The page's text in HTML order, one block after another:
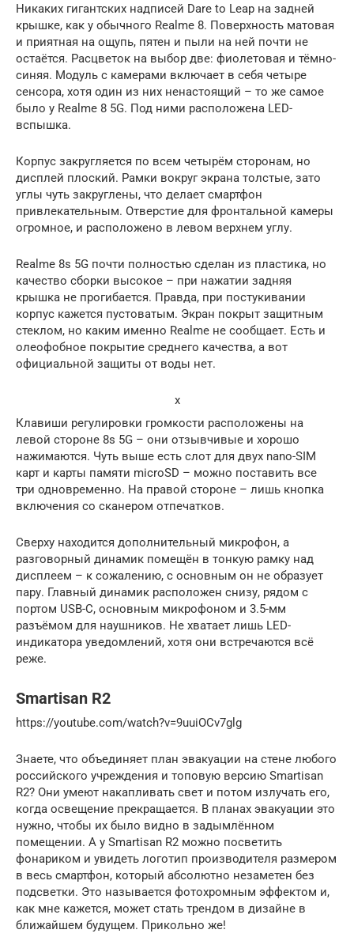
Никаких гигантских надписей Dare to Leap на задней
крышке, как у обычного Realme 8. Поверхность матовая
и приятная на ощупь, пятен и пыли на ней почти не
остаётся. Расцветок на выбор две: фиолетовая и тёмно-
синяя. Модуль с камерами включает в себя четыре
сенсора, хотя один из них ненастоящий – то же самое
было у Realme 8 5G. Под ними расположена LED-
вспышка.
Корпус закругляется по всем четырём сторонам, но
дисплей плоский. Рамки вокруг экрана толстые, зато
углы чуть закруглены, что делает смартфон
привлекательным. Отверстие для фронтальной камеры
огромное, и расположено в левом верхнем углу.
Realme 8s 5G почти полностью сделан из пластика, но
качество сборки высокое – при нажатии задняя
крышка не прогибается. Правда, при постукивании
корпус кажется пустоватым. Экран покрыт защитным
стеклом, но каким именно Realme не сообщает. Есть и
олеофобное покрытие среднего качества, а вот
официальной защиты от воды нет.
x
Клавиши регулировки громкости расположены на
левой стороне 8s 5G – они отзывчивые и хорошо
нажимаются. Чуть выше есть слот для двух nano-SIM
карт и карты памяти microSD – можно поставить все
три одновременно. На правой стороне – лишь кнопка
включения со сканером отпечатков.
Сверху находится дополнительный микрофон, а
разговорный динамик помещён в тонкую рамку над
дисплеем – к сожалению, с основным он не образует
пару. Главный динамик расположен снизу, рядом с
портом USB-C, основным микрофоном и 3.5-мм
разъёмом для наушников. Не хватает лишь LED-
индикатора уведомлений, хотя они встречаются всё
реже.
Smartisan R2
https://youtube.com/watch?v=9uuiOCv7glg
Знаете, что объединяет план эвакуации на стене любого
российского учреждения и топовую версию Smartisan
R2? Они умеют накапливать свет и потом излучать его,
когда освещение прекращается. В планах эвакуации это
нужно, чтобы их было видно в задымлённом
помещении. А у Smartisan R2 можно посветить
фонариком и увидеть логотип производителя размером
в весь смартфон, который абсолютно незаметен без
подсветки. Это называется фотохромным эффектом и,
как мне кажется, может стать трендом в дизайне в
ближайшем будущем. Прикольно же!